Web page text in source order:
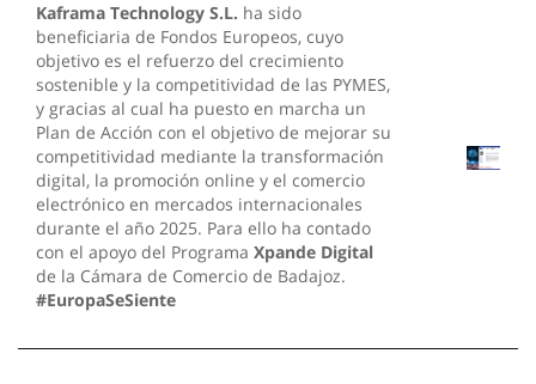
Kaframa Technology S.L. ha sido
beneficiaria de Fondos Europeos, cuyo
objetivo es el refuerzo del crecimiento
sostenible y la competitividad de las PYMES,
y gracias al cual ha puesto en marcha un
Plan de Acción con el objetivo de mejorar su
competitividad mediante la transformación
digital, la promoción online y el comercio
electrónico en mercados internacionales
durante el año 2025. Para ello ha contado
con el apoyo del Programa Xpande Digital
de la Cámara de Comercio de Badajoz.
#EuropaSeSiente